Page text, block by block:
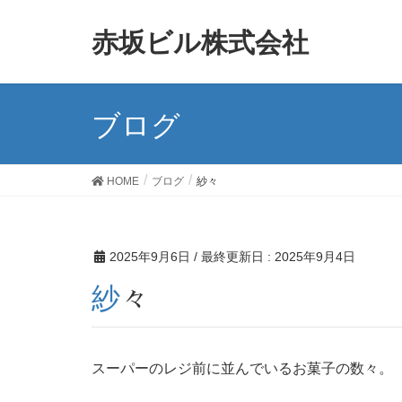
赤坂ビル株式会社
ブログ
HOME ブログ 紗々
2025年9月6日 / 最終更新日 : 2025年9月4日
紗々
スーパーのレジ前に並んでいるお菓子の数々。